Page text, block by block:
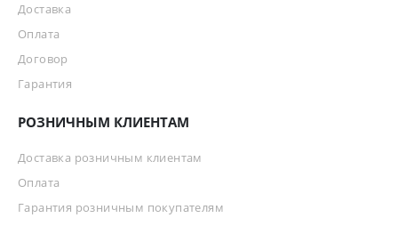
Доставка
Оплата
Договор
Гарантия
РОЗНИЧНЫМ КЛИЕНТАМ
Доставка розничным клиентам
Оплата
Гарантия розничным покупателям